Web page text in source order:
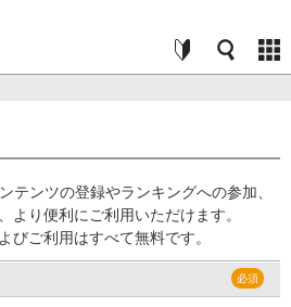
テンツの登録やランキングへの参加、
より便利にご利用いただけます。
びご利用はすべて無料です。